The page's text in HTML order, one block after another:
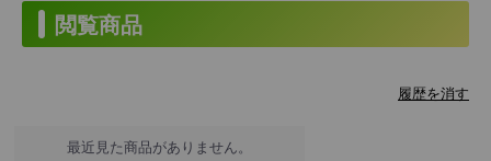
閲覧商品
履歴を消す
最近見た商品がありません。